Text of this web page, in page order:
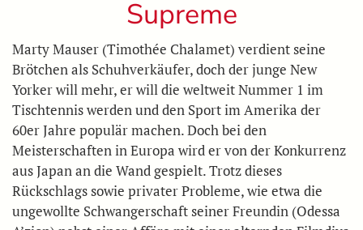
Supreme
Marty Mauser (Timothée Chalamet) verdient seine
Brötchen als Schuhverkäufer, doch der junge New
Yorker will mehr, er will die weltweit Nummer 1 im
Tischtennis werden und den Sport im Amerika der
60er Jahre populär machen. Doch bei den
Meisterschaften in Europa wird er von der Konkurrenz
aus Japan an die Wand gespielt. Trotz dieses
Rückschlags sowie privater Probleme, wie etwa die
ungewollte Schwangerschaft seiner Freundin (Odessa